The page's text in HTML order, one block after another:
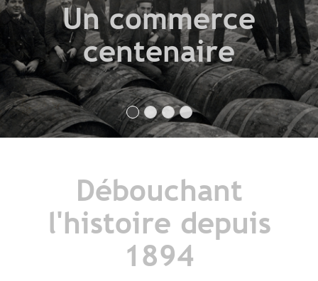
Un commerce
centenaire
Débouchant
l'histoire depuis
1894